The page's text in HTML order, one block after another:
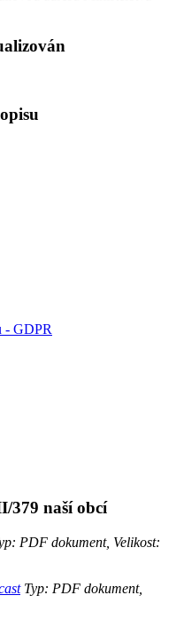
- GDPR
379 naší obcí
PDF dokument, Velikost:
Typ: PDF dokument,